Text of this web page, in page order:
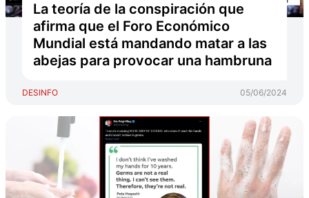
La teoría de la conspiración que
afirma que el Foro Económico
Mundial está mandando matar a las
abejas para provocar una hambruna
DESINFO 05/06/2024